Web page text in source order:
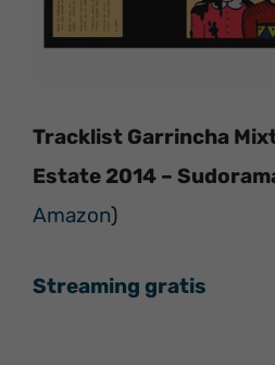
Tracklist Garrincha
Estate 2014 –
Amazon)
Streaming gratis